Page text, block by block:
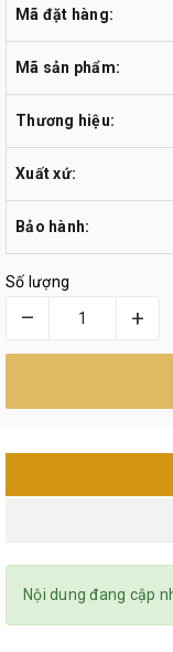
Mã đặt hàng:
Mã sản phẩm:
Thương hiệu:
Xuất xứ:
Bảo hành:
Số lượng
– +
Nội dung đang cập